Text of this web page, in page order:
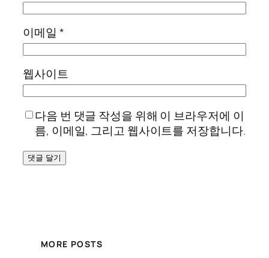
이메일 *
웹사이트
다음 번 댓글 작성을 위해 이 브라우저에 이
름, 이메일, 그리고 웹사이트를 저장합니다.
MORE POSTS